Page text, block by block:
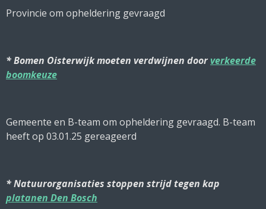
Provincie om opheldering gevraagd
* Bomen Oisterwijk moeten verdwijnen doorverkeerde
boomkeuze
Gemeente en B-team om opheldering gevraagd. B-team
heeft op 03.01.25 gereageerd
* Natuurorganisaties stoppen strijd tegen kap
platanen Den Bosch